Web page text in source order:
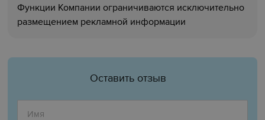
Функции Компании ограничиваются исключительно
размещением рекламной информации
Оставить отзыв